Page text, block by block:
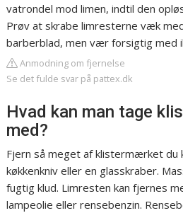
vatrondel mod limen, indtil den
Prøv at skrabe limresterne væk
barberblad, men vær forsigtig med
Anmodning om fjernelse
Se det fulde svar på pattex.dk
Hvad kan man tage
med?
Fjern så meget af klistermærket du
køkkenkniv eller en glasskraber.
fugtig klud. Limresten kan fjernes
lampeolie eller rensebenzin.